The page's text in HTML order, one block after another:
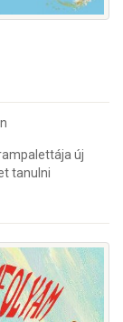
új
tanulni